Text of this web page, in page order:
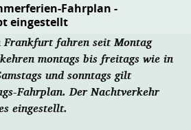
Fahrplan -
eingestellt
Frankfurt fahren seit Montag
montags bis freitags wie in
und sonntags gilt
Fahrplan. Der Nachtverkehr
eingestellt.